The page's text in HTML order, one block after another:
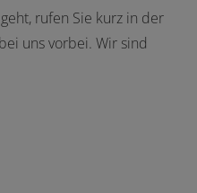
rufen Sie kurz in der
uns vorbei. Wir sind